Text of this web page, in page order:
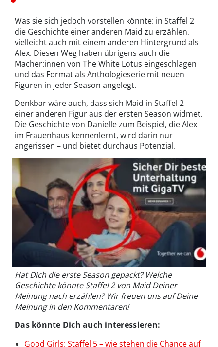
Was sie sich jedoch vorstellen könnte: in Staffel 2
die Geschichte einer anderen Maid zu erzählen,
vielleicht auch mit einem anderen Hintergrund als
Alex. Diesen Weg haben übrigens auch die
Macher:innen von The White Lotus eingeschlagen
und das Format als Anthologieserie mit neuen
Figuren in jeder Season angelegt.
Denkbar wäre auch, dass sich Maid in Staffel 2
einer anderen Figur aus der ersten Season widmet.
Die Geschichte von Danielle zum Beispiel, die Alex
im Frauenhaus kennenlernt, wird darin nur
angerissen – und bietet durchaus Potenzial.
Hat Dich die erste Season gepackt? Welche
Geschichte könnte Staffel 2 von Maid Deiner
Meinung nach erzählen? Wir freuen uns auf Deine
Meinung in den Kommentaren!
Das könnte Dich auch interessieren:
Good Girls: Staffel 5 – wie stehen die Chance auf